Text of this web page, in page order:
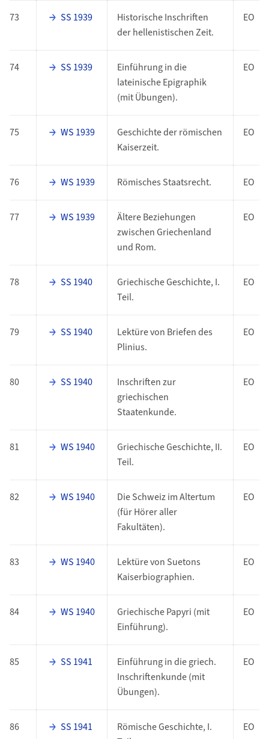
73 SS 1939
Historische Inschriften
der hellenistischen Zeit.
EO
74 SS 1939
Einführung in die
lateinische Epigraphik
(mit Übungen).
EO
75 WS 1939
Geschichte der römischen
Kaiserzeit.
EO
76 WS 1939 Römisches Staatsrecht. EO
77 WS 1939
Ältere Beziehungen
zwischen Griechenland
und Rom.
EO
78 SS 1940
Griechische Geschichte, I.
Teil.
EO
79 SS 1940
Lektüre von Briefen des
Plinius.
EO
80 SS 1940
Inschriften zur
griechischen
Staatenkunde.
EO
81 WS 1940
Griechische Geschichte, II.
Teil.
EO
82 WS 1940
Die Schweiz im Altertum
(für Hörer aller
Fakultäten).
EO
83 WS 1940
Lektüre von Suetons
Kaiserbiographien.
EO
84 WS 1940
Griechische Papyri (mit
Einführung).
EO
85 SS 1941
Einführung in die griech.
Inschriftenkunde (mit
Übungen).
EO
86 SS 1941
Römische Geschichte, I.
EO